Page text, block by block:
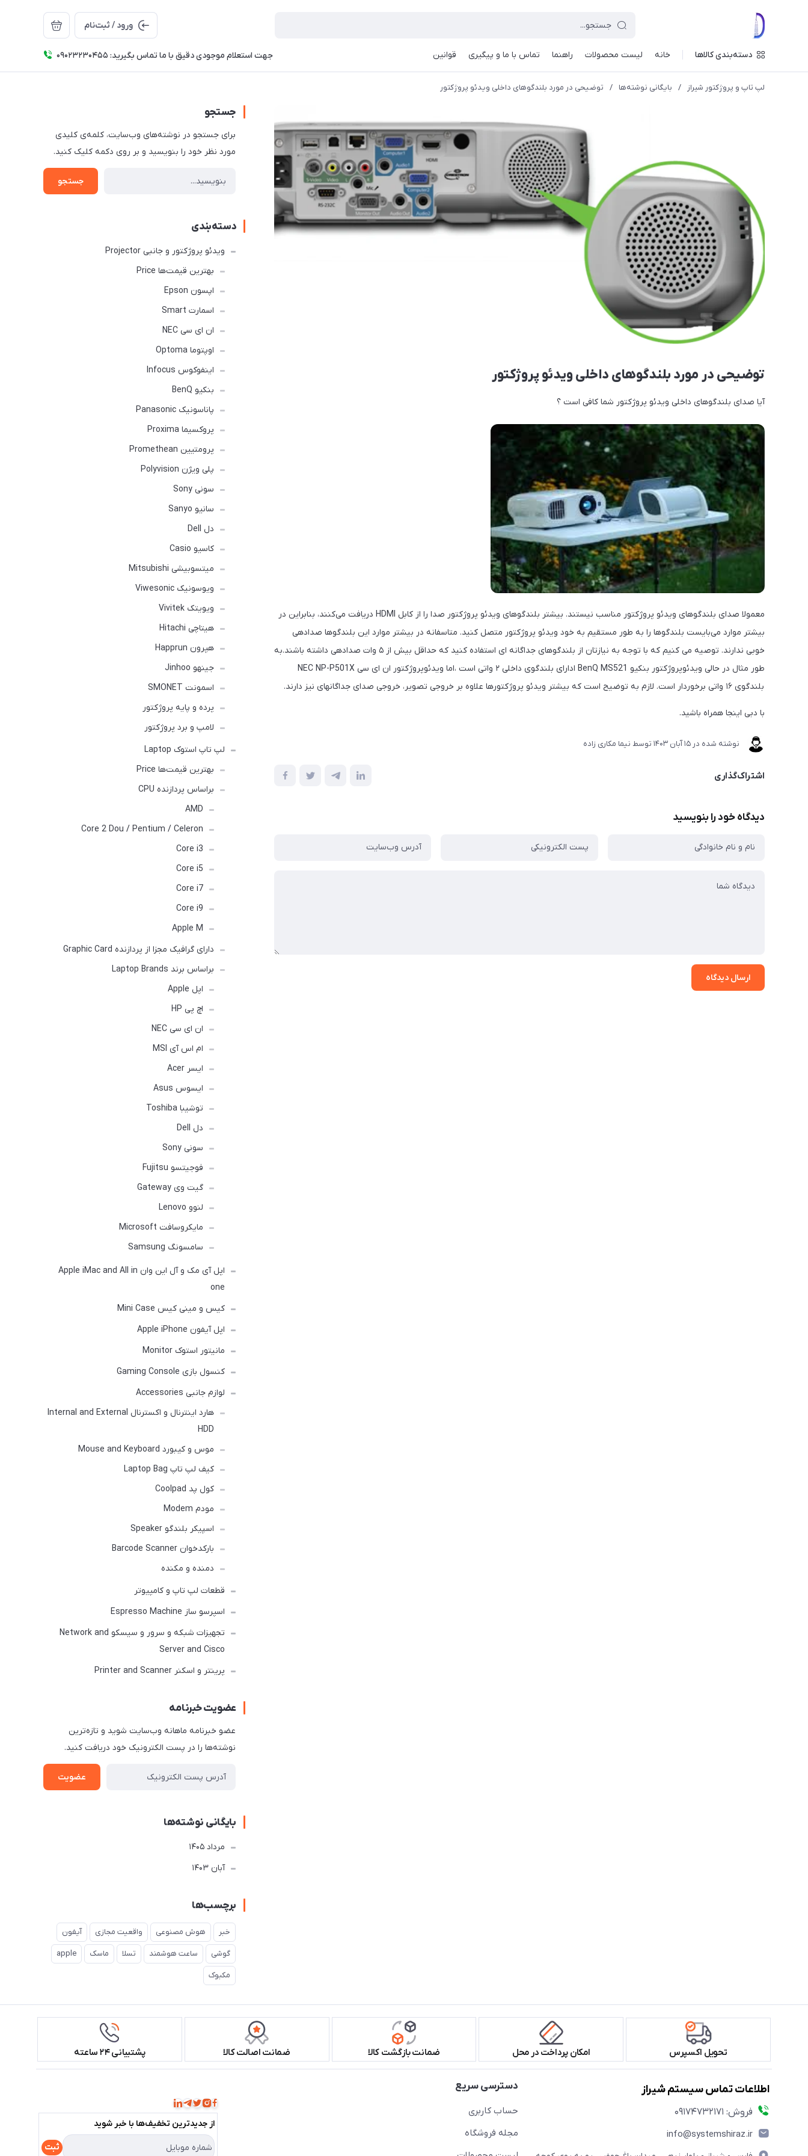
ورود / ثبت‌نام
دسته‌بندی کالاها خانه لیست محصولات راهنما تماس با ما و پیگیری قوانین جهت استعلام موجودی دقیق با ما تماس بگیرید: 09023230455
لپ تاپ و پروژکتور شیراز / بایگانی نوشته‌ها / توضیحی در مورد بلندگوهای داخلی ویدئو پروژکتور
توضیحی در مورد بلندگوهای داخلی ویدئو پروژکتور
آیا صدای بلندگوهای داخلی ویدئو پروژکتور شما کافی است ؟
معمولا صدای بلندگوهای ویدئو پروژکتور مناسب نیستند. بیشتر بلندگوهای ویدئو پروژکتور صدا را از کابل HDMI دریافت می‌کنند، بنابراین در
بیشتر موارد می‌بایست بلندگوها را به طور مستقیم به خود ویدئو پروژکتور متصل کنید. متاسفانه در بیشتر موارد این بلندگوها صدادهی
خوبی ندارند. توصیه می کنیم که با توجه به نیازتان از بلندگوهای جداگانه ای استفاده کنید که حداقل بیش از ۵ وات صدادهی داشته باشند.به
طور مثال در حالی ویدئوپروژکتور بنکیو BenQ MS521 ادارای بلندگوی داخلی ۲ واتی است ،اما ویدئوپروژکتور ان ای سی NEC NP-P501X
بلندگوی ۱۶ واتی برخوردار است. لازم به توضیح است که بیشتر ویدئو پروژکتورها علاوه بر خروجی تصویر، خروجی صدا‎ی جداگانه‎ای نیز دارند.
با دبی اینجا همراه باشید.
نوشته شده در 15 آبان 1403 توسط نیما مکاری زاده
اشتراک‌گذاری
دیدگاه خود را بنویسید
ارسال دیدگاه
جستجو
برای جستجو در نوشته‌های وب‌سایت، کلمه‌ی کلیدی
مورد نظر خود را بنویسید و بر روی دکمه کلیک کنید.
جستجو
دسته‌بندی
ویدئو پروژکتور و جانبی Projector
بهترین قیمت‌ها Price
اپسون Epson
اسمارت Smart
ان ای سی NEC
اوپتوما Optoma
اینفوکوس Infocus
بنکیو BenQ
پاناسونیک Panasonic
پروکسیما Proxima
پرومتیین Promethean
پلی ویژن Polyvision
سونی Sony
سانیو Sanyo
دل Dell
کاسیو Casio
میتسوبیشی Mitsubishi
ویوسونیک Viwesonic
ویویتک Vivitek
هیتاچی Hitachi
هپرون Happrun
جینهو Jinhoo
اسمونت SMONET
پرده و پایه پروژکتور
لامپ و برد پروژکتور
لپ تاپ استوک Laptop
بهترین قیمت‌ها Price
براساس پردازنده CPU
AMD
Core 2 Dou / Pentium / Celeron
Core i3
Core i5
Core i7
Core i9
Apple M
دارای گرافیک مجزا از پردازنده Graphic Card
براساس برند Laptop Brands
اپل Apple
اچ پی HP
ان ای سی NEC
ام اس آی MSI
ایسر Acer
ایسوس Asus
توشیبا Toshiba
دل Dell
سونی Sony
فوجیتسو Fujitsu
گیت وی Gateway
لنوو Lenovo
مایکروسافت Microsoft
سامسونگ Samsung
اپل آی مک و آل این وان Apple iMac and All in
one
کیس و مینی کیس Mini Case
اپل آیفون Apple iPhone
مانیتور استوک Monitor
کنسول بازی Gaming Console
لوازم جانبی Accessories
هارد اینترنال و اکسترنال Internal and External
HDD
موس و کیبورد Mouse and Keyboard
کیف لپ تاپ Laptop Bag
کول پد Coolpad
مودم Modem
اسپیکر بلندگو Speaker
بارکدخوان Barcode Scanner
دمنده و مکنده
قطعات لپ تاپ و کامپیوتر
اسپرسو ساز Espresso Machine
تجهیزات شبکه و سرور و سیسکو Network and
Server and Cisco
پرینتر و اسکنر Printer and Scanner
عضویت خبرنامه
عضو خبرنامه ماهانه وب‌سایت شوید و تازه‌ترین
نوشته‌ها را در پست الکترونیک خود دریافت کنید.
عضویت
بایگانی نوشته‌ها
مرداد 1405
آبان 1403
برچسب‌ها
خبر هوش مصنوعی واقعیت مجازی آیفون
گوشی ساعت هوشمند تسلا ماسک apple
مکبوک
تحویل اکسپرس امکان پرداخت در محل ضمانت بازگشت کالا ضمانت اصالت کالا پشتیبانی ۲۴ ساعته
اطلاعات تماس سیستم شیراز
فروش: 09174732171
info@systemshiraz.ir
دسترسی سریع
حساب کاربری
مجله فروشگاه
از جدید‌ترین تخفیف‌ها با‌ خبر شوید
ثبت